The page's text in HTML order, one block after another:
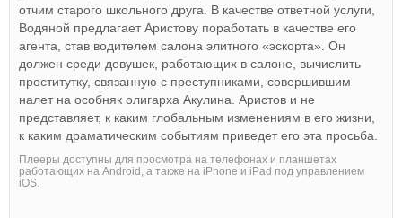
отчим старого школьного друга. В качестве ответной услуги,
Водяной предлагает Аристову поработать в качестве его
агента, став водителем салона элитного «эскорта». Он
должен среди девушек, работающих в салоне, вычислить
проститутку, связанную с преступниками, совершившим
налет на особняк олигарха Акулина. Аристов и не
представляет, к каким глобальным изменениям в его жизни,
к каким драматическим событиям приведет его эта просьба.
Плееры доступны для просмотра на телефонах и планшетах
работающих на Android, а также на iPhone и iPad под управлением
iOS.